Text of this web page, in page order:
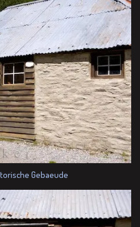
Gebaeude